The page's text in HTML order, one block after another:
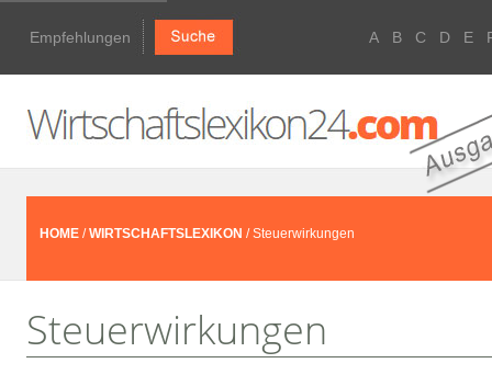
Empfehlungen A B C D E
HOME /WIRTSCHAFTSLEXIKON / Steuerwirkungen
Steuerwirkungen